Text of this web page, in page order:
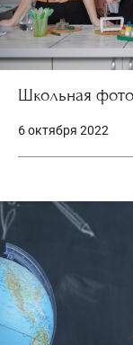
Школьная
6 октября 2022